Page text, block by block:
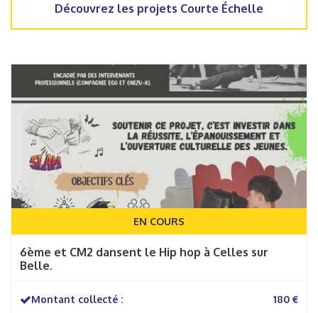
Découvrez les projets Courte Échelle
EN COURS
6ème et CM2 dansent le Hip hop à Celles sur
Belle.
Montant collecté : 180 €